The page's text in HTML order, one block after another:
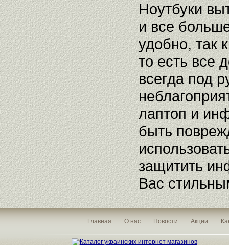
Ноутбуки
и все
удобно, так
то есть все
всегда под
лаптоп и
быть
защитить
Вас
Главная О нас Новости Акции